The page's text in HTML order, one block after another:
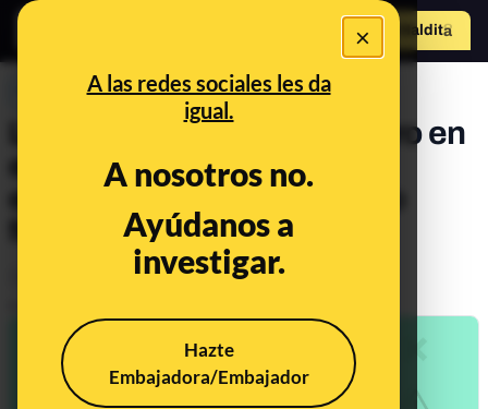
×
A las redes sociales les da
igual.
A nosotros no.
Ayúdanos a
investigar.
Hazte
Embajadora/Embajador
Hazte Maldito
PREBUNKING
La ilusión óptica del ‘agujero en
expansión’: qué dice la
evidencia científica y cómo
funciona